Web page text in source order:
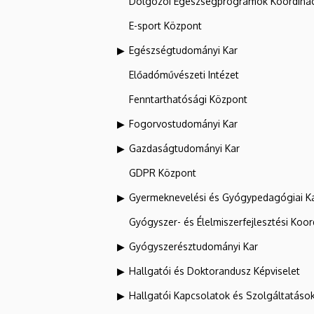
E-sport Központ
Egészségtudományi Kar
Előadóművészeti Intézet
Fenntarthatósági Központ
Fogorvostudományi Kar
Gazdaságtudományi Kar
GDPR Központ
Gyermeknevelési és Gyógypedagógiai
Gyógyszer- és Élelmiszerfejlesztési
Gyógyszerésztudományi Kar
Hallgatói és Doktorandusz Képviselet
Hallgatói Kapcsolatok és